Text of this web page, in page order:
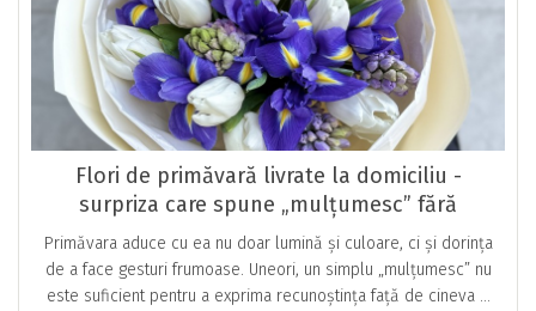
Flori de primăvară livrate la domiciliu -
surpriza care spune „mulțumesc” fără
cuvinte
Primăvara aduce cu ea nu doar lumină și culoare, ci și dorința
de a face gesturi frumoase. Uneori, un simplu „mulțumesc” nu
este suficient pentru a exprima recunoștința față de cineva …